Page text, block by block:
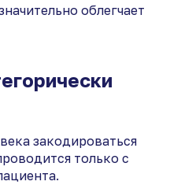
облегчает
закодироваться
только с